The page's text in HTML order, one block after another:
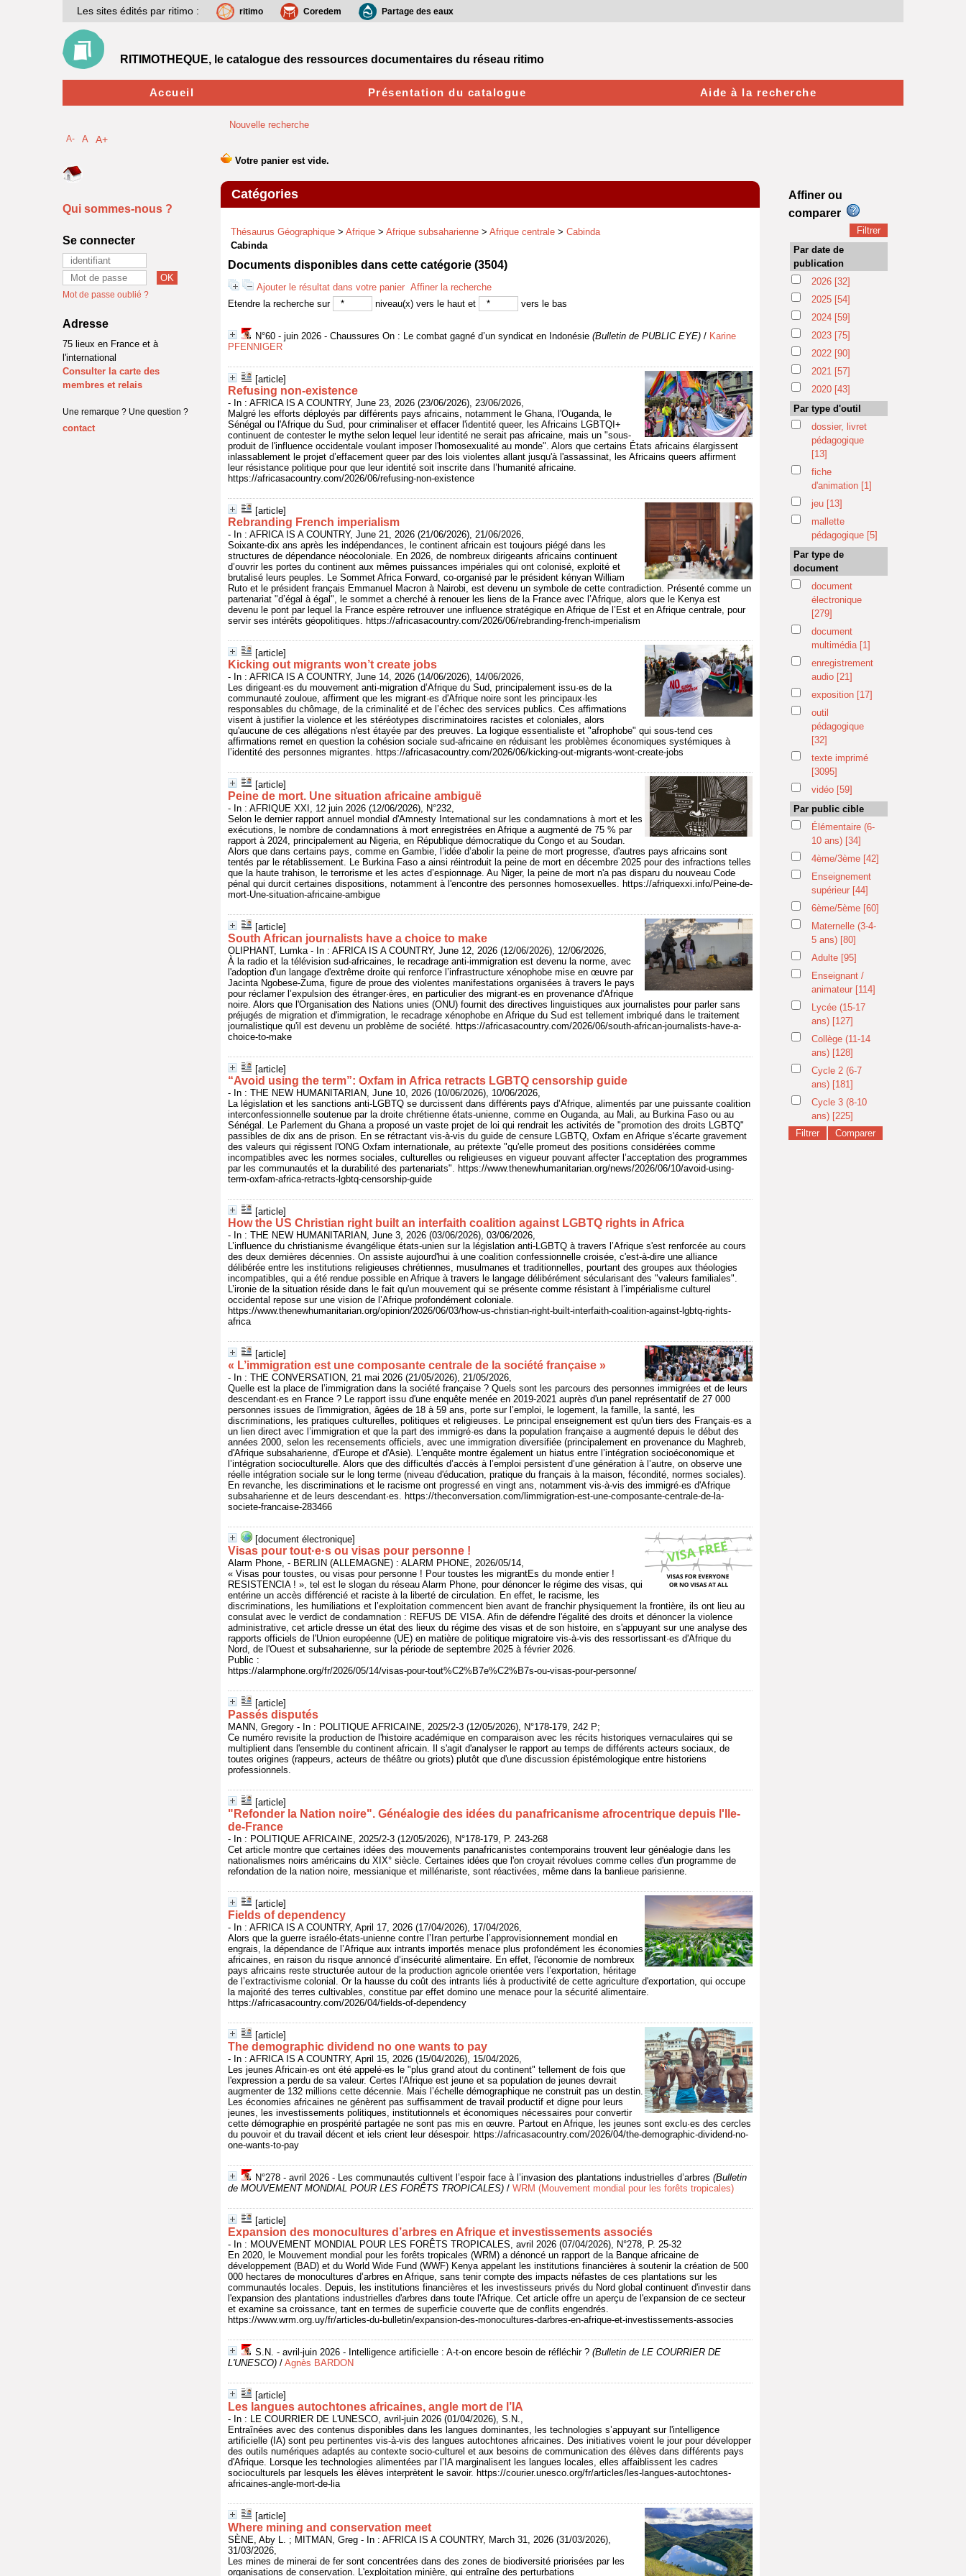
Nouvelle recherche
Catégories
Thésaurus Géographique > Afrique > Afrique subsaharienne > Afrique centrale > Cabinda
Cabinda
Documents disponibles dans cette catégorie (3504)
Ajouter le résultat dans votre panier Affiner la recherche
Etendre la recherche sur
niveau(x) vers le haut et vers le bas
N°60 - juin 2026 - Chaussures On : Le combat gagné d’un syndicat en Indonésie (Bulletin de PUBLIC EYE) / Karine
PFENNIGER
[article]
Refusing non-existence
- In : AFRICA IS A COUNTRY, June 23, 2026 (23/06/2026), 23/06/2026,
Malgré les efforts déployés par différents pays africains, notamment le Ghana, l'Ouganda, le
Sénégal ou l'Afrique du Sud, pour criminaliser et effacer l'identité queer, les Africains LGBTQI+
continuent de contester le mythe selon lequel leur identité ne serait pas africaine, mais un "sous-
produit de l'influence occidentale voulant imposer l'homosexualité au monde". Alors que certains États africains élargissent
inlassablement le projet d’effacement queer par des lois violentes allant jusqu'à l'assassinat, les Africains queers affirment
leur résistance politique pour que leur identité soit inscrite dans l’humanité africaine.
https://africasacountry.com/2026/06/refusing-non-existence
[article]
Rebranding French imperialism
- In : AFRICA IS A COUNTRY, June 21, 2026 (21/06/2026), 21/06/2026,
Soixante-dix ans après les indépendances, le continent africain est toujours piégé dans les
structures de dépendance néocoloniale. En 2026, de nombreux dirigeants africains continuent
d’ouvrir les portes du continent aux mêmes puissances impériales qui ont colonisé, exploité et
brutalisé leurs peuples. Le Sommet Africa Forward, co-organisé par le président kényan William
Ruto et le président français Emmanuel Macron à Nairobi, est devenu un symbole de cette contradiction. Présenté comme un
partenariat "d’égal à égal", le sommet a cherché à renouer les liens de la France avec l’Afrique, alors que le Kenya est
devenu le pont par lequel la France espère retrouver une influence stratégique en Afrique de l’Est et en Afrique centrale, pour
servir ses intérêts géopolitiques. https://africasacountry.com/2026/06/rebranding-french-imperialism
[article]
Kicking out migrants won’t create jobs
- In : AFRICA IS A COUNTRY, June 14, 2026 (14/06/2026), 14/06/2026,
Les dirigeant·es du mouvement anti-migration d’Afrique du Sud, principalement issu·es de la
communauté zouloue, affirment que les migrant·es d'Afrique noire sont les principaux·les
responsables du chômage, de la criminalité et de l’échec des services publics. Ces affirmations
visent à justifier la violence et les stéréotypes discriminatoires racistes et coloniales, alors
qu'aucune de ces allégations n'est étayée par des preuves. La logique essentialiste et "afrophobe" qui sous-tend ces
affirmations remet en question la cohésion sociale sud-africaine en réduisant les problèmes économiques systémiques à
l’identité des personnes migrantes. https://africasacountry.com/2026/06/kicking-out-migrants-wont-create-jobs
[article]
Peine de mort. Une situation africaine ambiguë
- In : AFRIQUE XXI, 12 juin 2026 (12/06/2026), N°232,
Selon le dernier rapport annuel mondial d'Amnesty International sur les condamnations à mort et les
exécutions, le nombre de condamnations à mort enregistrées en Afrique a augmenté de 75 % par
rapport à 2024, principalement au Nigeria, en République démocratique du Congo et au Soudan.
Alors que dans certains pays, comme en Gambie, l’idée d’abolir la peine de mort progresse, d'autres pays africains sont
tentés par le rétablissement. Le Burkina Faso a ainsi réintroduit la peine de mort en décembre 2025 pour des infractions telles
que la haute trahison, le terrorisme et les actes d’espionnage. Au Niger, la peine de mort n'a pas disparu du nouveau Code
pénal qui durcit certaines dispositions, notamment à l'encontre des personnes homosexuelles. https://afriquexxi.info/Peine-de-
mort-Une-situation-africaine-ambigue
[article]
South African journalists have a choice to make
OLIPHANT, Lumka - In : AFRICA IS A COUNTRY, June 12, 2026 (12/06/2026), 12/06/2026,
À la radio et la télévision sud-africaines, le recadrage anti-immigration est devenu la norme, avec
l'adoption d'un langage d'extrême droite qui renforce l’infrastructure xénophobe mise en œuvre par
Jacinta Ngobese-Zuma, figure de proue des violentes manifestations organisées à travers le pays
pour réclamer l’expulsion des étranger·ères, en particulier des migrant·es en provenance d'Afrique
noire. Alors que l'Organisation des Nations unies (ONU) fournit des directives linguistiques aux journalistes pour parler sans
préjugés de migration et d'immigration, le recadrage xénophobe en Afrique du Sud est tellement imbriqué dans le traitement
journalistique qu'il est devenu un problème de société. https://africasacountry.com/2026/06/south-african-journalists-have-a-
choice-to-make
[article]
“Avoid using the term”: Oxfam in Africa retracts LGBTQ censorship guide
- In : THE NEW HUMANITARIAN, June 10, 2026 (10/06/2026), 10/06/2026,
La législation et les sanctions anti-LGBTQ se durcissent dans différents pays d’Afrique, alimentés par une puissante coalition
interconfessionnelle soutenue par la droite chrétienne états-unienne, comme en Ouganda, au Mali, au Burkina Faso ou au
Sénégal. Le Parlement du Ghana a proposé un vaste projet de loi qui rendrait les activités de "promotion des droits LGBTQ"
passibles de dix ans de prison. En se rétractant vis-à-vis du guide de censure LGBTQ, Oxfam en Afrique s'écarte gravement
des valeurs qui régissent l'ONG Oxfam internationale, au prétexte "qu'elle promeut des positions considérées comme
incompatibles avec les normes sociales, culturelles ou religieuses en vigueur pouvant affecter l’acceptation des programmes
par les communautés et la durabilité des partenariats". https://www.thenewhumanitarian.org/news/2026/06/10/avoid-using-
term-oxfam-africa-retracts-lgbtq-censorship-guide
[article]
How the US Christian right built an interfaith coalition against LGBTQ rights in Africa
- In : THE NEW HUMANITARIAN, June 3, 2026 (03/06/2026), 03/06/2026,
L’influence du christianisme évangélique états-unien sur la législation anti-LGBTQ à travers l’Afrique s'est renforcée au cours
des deux dernières décennies. On assiste aujourd'hui à une coalition confessionnelle croisée, c'est-à-dire une alliance
délibérée entre les institutions religieuses chrétiennes, musulmanes et traditionnelles, pourtant des groupes aux théologies
incompatibles, qui a été rendue possible en Afrique à travers le langage délibérément sécularisant des "valeurs familiales".
L’ironie de la situation réside dans le fait qu'un mouvement qui se présente comme résistant à l’impérialisme culturel
occidental repose sur une vision de l’Afrique profondément coloniale.
https://www.thenewhumanitarian.org/opinion/2026/06/03/how-us-christian-right-built-interfaith-coalition-against-lgbtq-rights-
africa
[article]
« L’immigration est une composante centrale de la société française »
- In : THE CONVERSATION, 21 mai 2026 (21/05/2026), 21/05/2026,
Quelle est la place de l’immigration dans la société française ? Quels sont les parcours des personnes immigrées et de leurs
descendant·es en France ? Le rapport issu d'une enquête menée en 2019-2021 auprès d'un panel représentatif de 27 000
personnes issues de l'immigration, âgées de 18 à 59 ans, porte sur l’emploi, le logement, la famille, la santé, les
discriminations, les pratiques culturelles, politiques et religieuses. Le principal enseignement est qu'un tiers des Français·es a
un lien direct avec l’immigration et que la part des immigré·es dans la population française a augmenté depuis le début des
années 2000, selon les recensements officiels, avec une immigration diversifiée (principalement en provenance du Maghreb,
d'Afrique subsaharienne, d'Europe et d'Asie). L'enquête montre également un hiatus entre l’intégration socioéconomique et
l’intégration socioculturelle. Alors que des difficultés d’accès à l’emploi persistent d’une génération à l’autre, on observe une
réelle intégration sociale sur le long terme (niveau d'éducation, pratique du français à la maison, fécondité, normes sociales).
En revanche, les discriminations et le racisme ont progressé en vingt ans, notamment vis-à-vis des immigré·es d'Afrique
subsaharienne et de leurs descendant·es. https://theconversation.com/limmigration-est-une-composante-centrale-de-la-
societe-francaise-283466
[document électronique]
Visas pour tout·e·s ou visas pour personne !
Alarm Phone, - BERLIN (ALLEMAGNE) : ALARM PHONE, 2026/05/14,
« Visas pour toustes, ou visas pour personne ! Pour toustes les migrantEs du monde entier !
RESISTENCIA ! », tel est le slogan du réseau Alarm Phone, pour dénoncer le régime des visas, qui
entérine un accès différencié et raciste à la liberté de circulation. En effet, le racisme, les
discriminations, les humiliations et l’exploitation commencent bien avant de franchir physiquement la frontière, ils ont lieu au
consulat avec le verdict de condamnation : REFUS DE VISA. Afin de défendre l'égalité des droits et dénoncer la violence
administrative, cet article dresse un état des lieux du régime des visas et de son histoire, en s'appuyant sur une analyse des
rapports officiels de l'Union européenne (UE) en matière de politique migratoire vis-à-vis des ressortissant·es d'Afrique du
Nord, de l'Ouest et subsaharienne, sur la période de septembre 2025 à février 2026.
Public :
https://alarmphone.org/fr/2026/05/14/visas-pour-tout%C2%B7e%C2%B7s-ou-visas-pour-personne/
[article]
Passés disputés
MANN, Gregory - In : POLITIQUE AFRICAINE, 2025/2-3 (12/05/2026), N°178-179, 242 P;
Ce numéro revisite la production de l'histoire académique en comparaison avec les récits historiques vernaculaires qui se
multiplient dans l'ensemble du continent africain. Il s'agit d'analyser le rapport au temps de différents acteurs sociaux, de
toutes origines (rappeurs, acteurs de théâtre ou griots) plutôt que d'une discussion épistémologique entre historiens
professionnels.
[article]
"Refonder la Nation noire". Généalogie des idées du panafricanisme afrocentrique depuis l'Ile-
de-France
- In : POLITIQUE AFRICAINE, 2025/2-3 (12/05/2026), N°178-179, P. 243-268
Cet article montre que certaines idées des mouvements panafricanistes contemporains trouvent leur généalogie dans les
nationalismes noirs américains du XIX° siècle. Certaines idées que l'on croyait révolues comme celles d'un programme de
refondation de la nation noire, messianique et millénariste, sont réactivées, même dans la banlieue parisienne.
[article]
Fields of dependency
- In : AFRICA IS A COUNTRY, April 17, 2026 (17/04/2026), 17/04/2026,
Alors que la guerre israélo-états-unienne contre l’Iran perturbe l’approvisionnement mondial en
engrais, la dépendance de l’Afrique aux intrants importés menace plus profondément les économies
africaines, en raison du risque annoncé d’insécurité alimentaire. En effet, l'économie de nombreux
pays africains reste structurée autour de la production agricole orientée vers l’exportation, héritage
de l’extractivisme colonial. Or la hausse du coût des intrants liés à productivité de cette agriculture d'exportation, qui occupe
la majorité des terres cultivables, constitue par effet domino une menace pour la sécurité alimentaire.
https://africasacountry.com/2026/04/fields-of-dependency
[article]
The demographic dividend no one wants to pay
- In : AFRICA IS A COUNTRY, April 15, 2026 (15/04/2026), 15/04/2026,
Les jeunes Africain·es ont été appelé·es le "plus grand atout du continent" tellement de fois que
l'expression a perdu de sa valeur. Certes l'Afrique est jeune et sa population de jeunes devrait
augmenter de 132 millions cette décennie. Mais l’échelle démographique ne construit pas un destin.
Les économies africaines ne génèrent pas suffisamment de travail productif et digne pour leurs
jeunes, les investissements politiques, institutionnels et économiques nécessaires pour convertir
cette démographie en prospérité partagée ne sont pas mis en œuvre. Partout en Afrique, les jeunes sont exclu·es des cercles
du pouvoir et du travail décent et iels crient leur désespoir. https://africasacountry.com/2026/04/the-demographic-dividend-no-
one-wants-to-pay
N°278 - avril 2026 - Les communautés cultivent l’espoir face à l’invasion des plantations industrielles d’arbres (Bulletin
de MOUVEMENT MONDIAL POUR LES FORÊTS TROPICALES) / WRM (Mouvement mondial pour les forêts tropicales)
[article]
Expansion des monocultures d’arbres en Afrique et investissements associés
- In : MOUVEMENT MONDIAL POUR LES FORÊTS TROPICALES, avril 2026 (07/04/2026), N°278, P. 25-32
En 2020, le Mouvement mondial pour les forêts tropicales (WRM) a dénoncé un rapport de la Banque africaine de
développement (BAD) et du World Wide Fund (WWF) Kenya appelant les institutions financières à soutenir la création de 500
000 hectares de monocultures d’arbres en Afrique, sans tenir compte des impacts néfastes de ces plantations sur les
communautés locales. Depuis, les institutions financières et les investisseurs privés du Nord global continuent d'investir dans
l'expansion des plantations industrielles d'arbres dans toute l'Afrique. Cet article offre un aperçu de l'expansion de ce secteur
et examine sa croissance, tant en termes de superficie couverte que de conflits engendrés.
https://www.wrm.org.uy/fr/articles-du-bulletin/expansion-des-monocultures-darbres-en-afrique-et-investissements-associes
S.N. - avril-juin 2026 - Intelligence artificielle : A-t-on encore besoin de réfléchir ? (Bulletin de LE COURRIER DE
L'UNESCO) / Agnès BARDON
[article]
Les langues autochtones africaines, angle mort de l’IA
- In : LE COURRIER DE L'UNESCO, avril-juin 2026 (01/04/2026), S.N.,
Entraînées avec des contenus disponibles dans les langues dominantes, les technologies s’appuyant sur l'intelligence
artificielle (IA) sont peu pertinentes vis-à-vis des langues autochtones africaines. Des initiatives voient le jour pour développer
des outils numériques adaptés au contexte socio-culturel et aux besoins de communication des élèves dans différents pays
d'Afrique. Lorsque les technologies alimentées par l’IA marginalisent les langues locales, elles affaiblissent les cadres
socioculturels par lesquels les élèves interprètent le savoir. https://courier.unesco.org/fr/articles/les-langues-autochtones-
africaines-angle-mort-de-lia
[article]
Where mining and conservation meet
SÈNE, Aby L. ; MITMAN, Greg - In : AFRICA IS A COUNTRY, March 31, 2026 (31/03/2026),
31/03/2026,
Les mines de minerai de fer sont concentrées dans des zones de biodiversité priorisées par les
organisations de conservation. L'exploitation minière, qui entraîne des perturbations
Les sites édités par ritimo : ritimo Coredem Partage des eaux
RITIMOTHEQUE, le catalogue des ressources documentaires du réseau ritimo
Accueil Présentation du catalogue Aide à la recherche
A- A A+
Qui sommes-nous ?
Se connecter
Mot de passe oublié ?
Adresse
75 lieux en France et à
l'international
Consulter la carte des
membres et relais
Une remarque ? Une question ?
contact
Affiner ou
comparer
Par date de
publication
2026 [32]
2025 [54]
2024 [59]
2023 [75]
2022 [90]
2021 [57]
2020 [43]
Par type d'outil
dossier, livret
pédagogique
[13]
fiche
d'animation [1]
jeu [13]
mallette
pédagogique [5]
Par type de
document
document
électronique
[279]
document
multimédia [1]
enregistrement
audio [21]
exposition [17]
outil
pédagogique
[32]
texte imprimé
[3095]
vidéo [59]
Par public cible
Élémentaire (6-
10 ans) [34]
4ème/3ème [42]
Enseignement
supérieur [44]
6ème/5ème [60]
Maternelle (3-4-
5 ans) [80]
Adulte [95]
Enseignant /
animateur [114]
Lycée (15-17
ans) [127]
Collège (11-14
ans) [128]
Cycle 2 (6-7
ans) [181]
Cycle 3 (8-10
ans) [225]